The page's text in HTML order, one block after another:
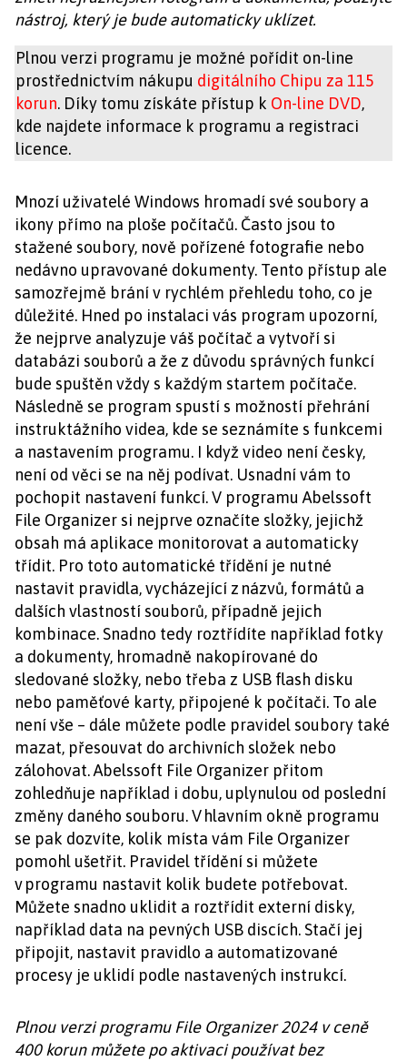
nástroj, který je bude automaticky uklízet.
Plnou verzi programu je možné pořídit on-line
prostřednictvím nákupu digitálního Chipu za 115
korun. Díky tomu získáte přístup k On-line DVD,
kde najdete informace k programu a registraci
licence.
Mnozí uživatelé Windows hromadí své soubory a
ikony přímo na ploše počítačů. Často jsou to
stažené soubory, nově pořízené fotografie nebo
nedávno upravované dokumenty. Tento přístup ale
samozřejmě brání v rychlém přehledu toho, co je
důležité. Hned po instalaci vás program upozorní,
že nejprve analyzuje váš počítač a vytvoří si
databázi souborů a že z důvodu správných funkcí
bude spuštěn vždy s každým startem počítače.
Následně se program spustí s možností přehrání
instruktážního videa, kde se seznámíte s funkcemi
a nastavením programu. I když video není česky,
není od věci se na něj podívat. Usnadní vám to
pochopit nastavení funkcí. V programu Abelssoft
File Organizer si nejprve označíte složky, jejichž
obsah má aplikace monitorovat a automaticky
třídit. Pro toto automatické třídění je nutné
nastavit pravidla, vycházející z názvů, formátů a
dalších vlastností souborů, případně jejich
kombinace. Snadno tedy roztřídíte například fotky
a dokumenty, hromadně nakopírované do
sledované složky, nebo třeba z USB flash disku
nebo paměťové karty, připojené k počítači. To ale
není vše – dále můžete podle pravidel soubory také
mazat, přesouvat do archivních složek nebo
zálohovat. Abelssoft File Organizer přitom
zohledňuje například i dobu, uplynulou od poslední
změny daného souboru. V hlavním okně programu
se pak dozvíte, kolik místa vám File Organizer
pomohl ušetřit. Pravidel třídění si můžete
v programu nastavit kolik budete potřebovat.
Můžete snadno uklidit a roztřídit externí disky,
například data na pevných USB discích. Stačí jej
připojit, nastavit pravidlo a automatizované
procesy je uklidí podle nastavených instrukcí.
Plnou verzi programu File Organizer 2024 v ceně
400 korun můžete po aktivaci používat bez